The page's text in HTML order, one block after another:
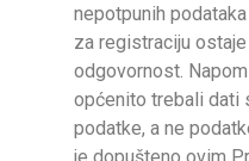
nepotpunih
za registraciju
odgovornost.
općenito trebali dati
podatke, a ne